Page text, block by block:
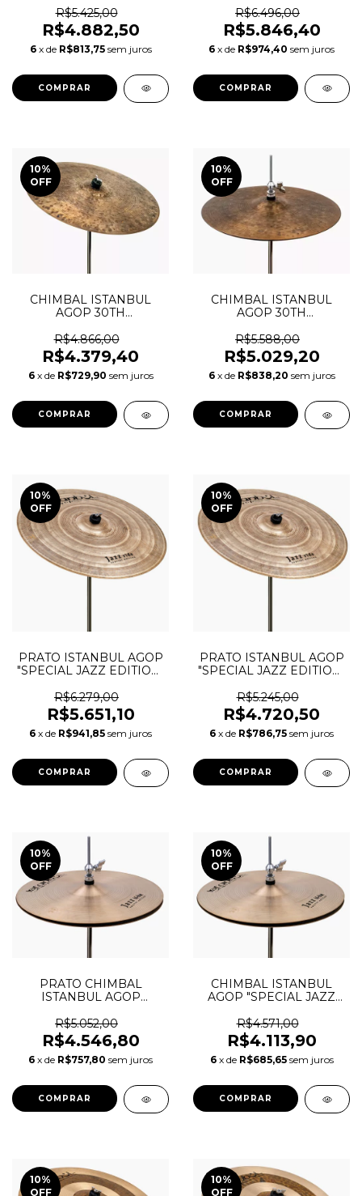
R$5.425,00
R$4.882,50
6 x de R$813,75 sem juros
R$6.496,00
R$5.846,40
6 x de R$974,40 sem juros
10%
OFF
CHIMBAL ISTANBUL
AGOP 30TH
19"
R$4.866,00
R$4.379,40
6 x de R$729,90 sem juros
10%
OFF
CHIMBAL ISTANBUL
AGOP 30TH
14"
R$5.588,00
R$5.029,20
6 x de R$838,20 sem juros
10%
OFF
PRATO ISTANBUL AGOP
"SPECIAL JAZZ EDITION"
R$6.279,00
R$5.651,10
6 x de R$941,85 sem juros
10%
OFF
PRATO ISTANBUL AGOP
"SPECIAL JAZZ EDITION"
R$5.245,00
R$4.720,50
6 x de R$786,75 sem juros
10%
OFF
PRATO CHIMBAL
ISTANBUL AGOP
HI HAT 15
R$5.052,00
R$4.546,80
6 x de R$757,80 sem juros
10%
OFF
CHIMBAL ISTANBUL
AGOP "SPECIAL JAZZ
R$4.571,00
R$4.113,90
6 x de R$685,65 sem juros
10%
OFF
10%
OFF